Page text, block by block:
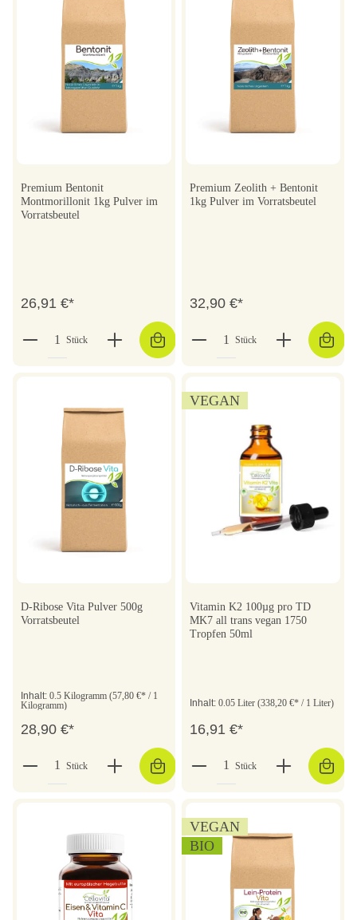
Premium Bentonit
Montmorillonit 1kg Pulver im
Vorratsbeutel
26,91 €*
Stück
Premium Zeolith + Bentonit
1kg Pulver im Vorratsbeutel
32,90 €*
Stück
D-Ribose Vita Pulver 500g
Vorratsbeutel
Inhalt: 0.5 Kilogramm (57,80 €* / 1
Kilogramm)
28,90 €*
Stück
VEGAN
Vitamin K2 100µg pro TD
MK7 all trans vegan 1750
Tropfen 50ml
Inhalt: 0.05 Liter (338,20 €* / 1 Liter)
16,91 €*
Stück
VEGAN
BIO